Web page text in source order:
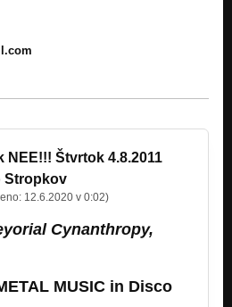
Štvrtok 4.8.2011
Stropkov
12.6.2020 v 0:02)
Cynanthropy,
MUSIC in Disco